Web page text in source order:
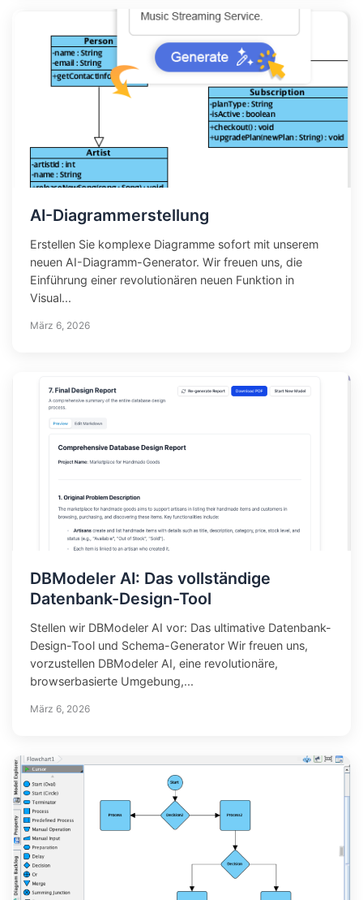
AI-Diagrammerstellung
Erstellen Sie komplexe Diagramme sofort mit unserem
neuen AI-Diagramm-Generator. Wir freuen uns, die
Einführung einer revolutionären neuen Funktion in
Visual...
März 6, 2026
DBModeler AI: Das vollständige
Datenbank-Design-Tool
Stellen wir DBModeler AI vor: Das ultimative Datenbank-
Design-Tool und Schema-Generator Wir freuen uns,
vorzustellen DBModeler AI, eine revolutionäre,
browserbasierte Umgebung,...
März 6, 2026